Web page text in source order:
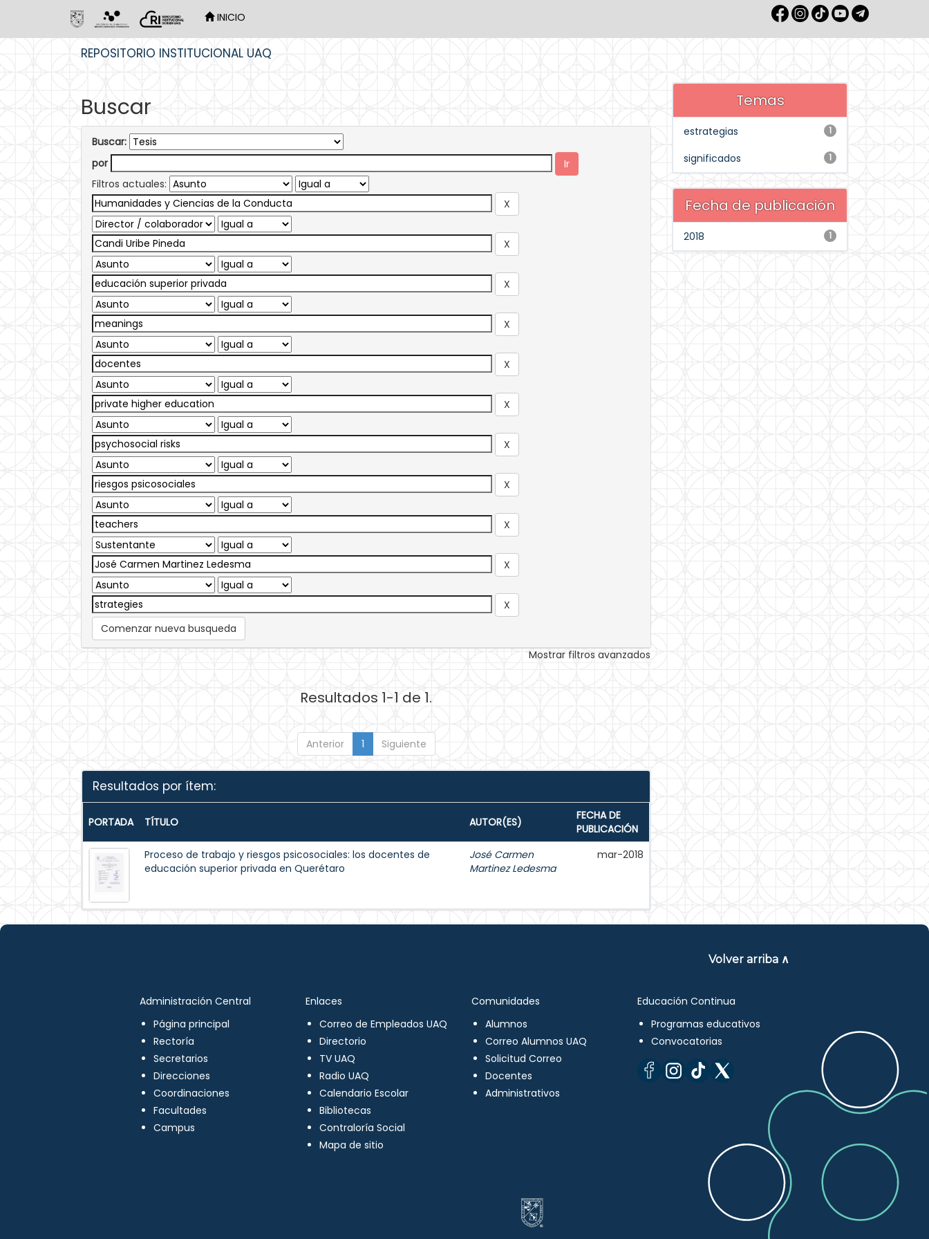
INICIO
REPOSITORIO INSTITUCIONAL UAQ
Buscar
Buscar:
por
Filtros actuales:
Comenzar nueva busqueda
Mostrar filtros avanzados
Resultados 1-1 de 1.
Anterior 1 Siguiente
Resultados por ítem:
PORTADA TÍTULO AUTOR(ES)
FECHA DE
PUBLICACIÓN
Proceso de trabajo y riesgos psicosociales: los docentes de
educación superior privada en Querétaro
José Carmen
Martinez Ledesma
mar-2018
Temas
1
estrategias
1
significados
Fecha de publicación
1
2018
Volver arriba ∧
Administración Central
Página principal
Rectoría
Secretarios
Direcciones
Coordinaciones
Facultades
Campus
Enlaces
Correo de Empleados UAQ
Directorio
TV UAQ
Radio UAQ
Calendario Escolar
Bibliotecas
Contraloría Social
Mapa de sitio
Comunidades
Alumnos
Correo Alumnos UAQ
Solicitud Correo
Docentes
Administrativos
Educación Continua
Programas educativos
Convocatorias